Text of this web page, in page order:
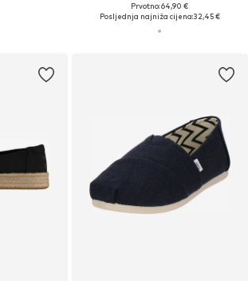
Prvotno: 64,90 €
Posljednja najniža cijena:32,45 €